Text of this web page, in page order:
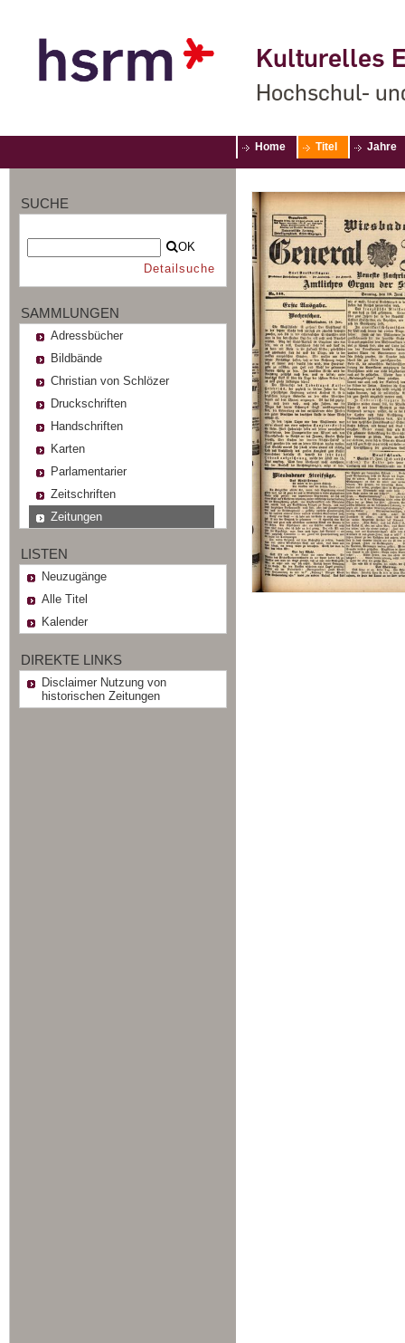
Kulturelles
Hochschul-
Home Titel Jahre
SUCHE
OK
Detailsuche
SAMMLUNGEN
Adressbücher
Bildbände
Christian von Schlözer
Druckschriften
Handschriften
Karten
Parlamentarier
Zeitschriften
Zeitungen
LISTEN
Neuzugänge
Alle Titel
Kalender
DIREKTE LINKS
Disclaimer Nutzung von
historischen Zeitungen